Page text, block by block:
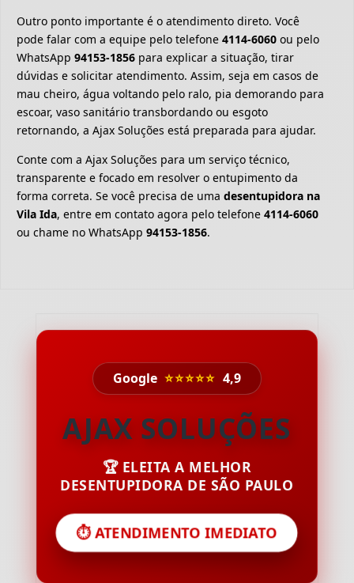
Outro ponto importante é o atendimento direto. Você
pode falar com a equipe pelo telefone 4114-6060 ou pelo
WhatsApp 94153-1856 para explicar a situação, tirar
dúvidas e solicitar atendimento. Assim, seja em casos de
mau cheiro, água voltando pelo ralo, pia demorando para
escoar, vaso sanitário transbordando ou esgoto
retornando, a Ajax Soluções está preparada para ajudar.
Conte com a Ajax Soluções para um serviço técnico,
transparente e focado em resolver o entupimento da
forma correta. Se você precisa de uma desentupidora na
Vila Ida, entre em contato agora pelo telefone 4114-6060
ou chame no WhatsApp 94153-1856.
Google ⭐⭐⭐⭐⭐ 4,9
AJAX SOLUÇÕES
🏆 ELEITA A MELHOR
DESENTUPIDORA DE SÃO PAULO
⏱️ ATENDIMENTO IMEDIATO